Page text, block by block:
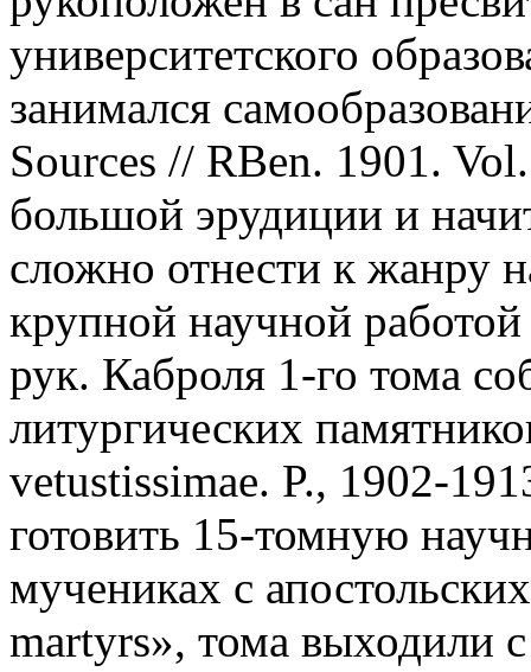
университетского
занимался
Sources // RBen. 1901.
большой эрудиции и
сложно отнести к жанру
крупной научной
рук. Каброля 1-го тома
литургических
vetustissimae. P., 1902-
готовить 15-томную
мучениках с
martyrs», тома выходили